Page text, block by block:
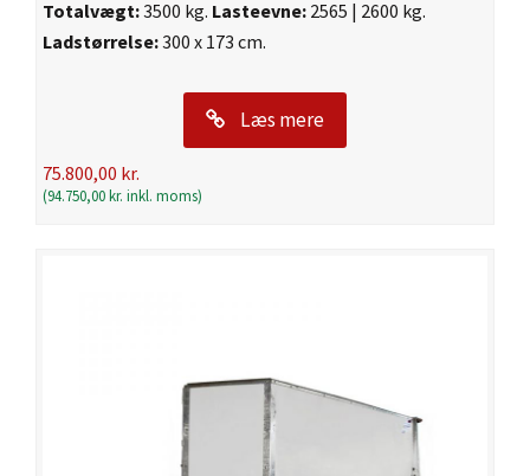
Totalvægt:3500 kg. Lasteevne: 2565 | 2600 kg.
Ladstørrelse:300 x 173 cm.
Læs mere
75.800,00 kr.
(94.750,00kr. inkl. moms)